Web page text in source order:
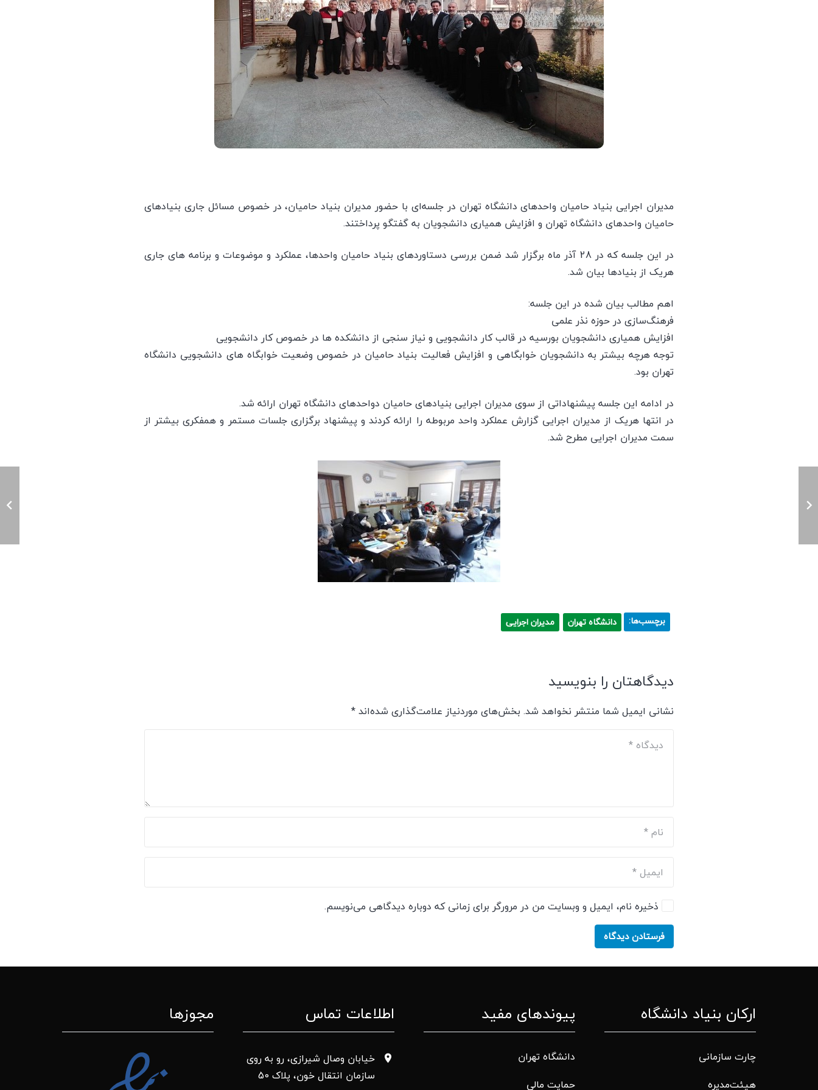
مدیران اجرایی بنیاد حامیان واحدهای دانشگاه تهران در جلسه‌ای با حضور مدیران بنیاد حامیان، در خصوص مسائل جاری بنیادهای
حامیان واحدهای دانشگاه تهران و افزایش همیاری دانشجویان به گفتگو پرداختند.
در این جلسه که در 28 آذر ماه برگزار شد ضمن بررسی دستاوردهای بنیاد حامیان واحدها، عملکرد و موضوعات و برنامه های جاری
هریک از بنیادها بیان شد.
اهم مطالب بیان شده در این جلسه:
فرهنگ‌سازی در حوزه نذر علمی
افزایش همیاری دانشجویان بورسیه در قالب کار دانشجویی و نیاز سنجی از دانشکده ها در خصوص کار دانشجویی
توجه هرچه بیشتر به دانشجویان خوابگاهی و افزایش فعالیت بنیاد حامیان در خصوص وضعیت خوابگاه های دانشجویی دانشگاه
تهران بود.
در ادامه این جلسه پیشنهاداتی از سوی مدیران اجرایی بنیادهای حامیان دواحدهای دانشگاه تهران ارائه شد.
در انتها هریک از مدیران اجرایی گزارش عملکرد واحد مربوطه را ارائه کردند و پیشنهاد برگزاری جلسات مستمر و همفکری بیشتر از
سمت مدیران اجرایی مطرح شد.
برچسب‌ها: دانشگاه تهران مدیران اجرایی
دیدگاهتان را بنویسید
نشانی ایمیل شما منتشر نخواهد شد. بخش‌های موردنیاز علامت‌گذاری شده‌اند*
ذخیره نام، ایمیل و وبسایت من در مرورگر برای زمانی که دوباره دیدگاهی می‌نویسم.
فرستادن دیدگاه
ارکان بنیاد دانشگاه
چارت سازمانی
هیئت‌مدیره
پیوندهای مفید
دانشگاه تهران
حمایت مالی
اطلاعات تماس
خیابان وصال شیرازی، رو به روی
سازمان انتقال خون، پلاک 50
مجوزها